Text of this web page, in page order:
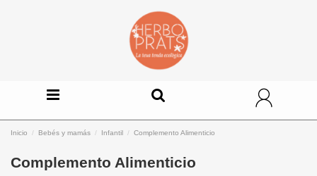
Inicio Bebés y mamás Infantil Complemento Alimenticio
Complemento Alimenticio